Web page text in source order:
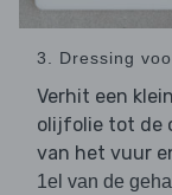
3. Dressing
Verhit een
olijfolie tot de
van het vuur
1el van de